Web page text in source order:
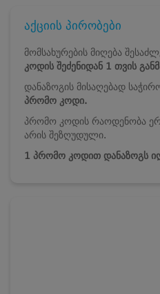
აქციის პირობები
მომსახურების მიღება
კოდის შეძენიდან 1 თვის
დანაზოგის მისაღებად
პრომო კოდი.
პრომო კოდის რაოდენობა
არის შეზღუდული.
1 პრომო კოდით დანაზოგს